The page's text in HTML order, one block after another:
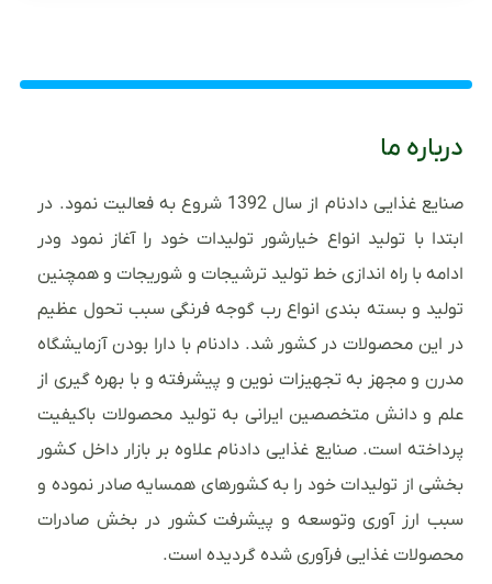
درباره ما
صنایع غذایی دادنام از سال 1392 شروع به فعالیت نمود. در
ابتدا با تولید انواع خیارشور تولیدات خود را آغاز نمود ودر
ادامه با راه اندازی خط تولید ترشیجات و شوریجات و همچنین
تولید و بسته بندی انواع رب گوجه فرنگی سبب تحول عظیم
در این محصولات در کشور شد. دادنام با دارا بودن آزمایشگاه
مدرن و مجهز به تجهیزات نوین و پیشرفته و با بهره گیری از
علم و دانش متخصصین ایرانی به تولید محصولات باکیفیت
پرداخته است. صنایع غذایی دادنام علاوه بر بازار داخل کشور
بخشی از تولیدات خود را به کشورهای همسایه صادر نموده و
سبب ارز آوری وتوسعه و پیشرفت کشور در بخش صادرات
محصولات غذایی فرآوری شده گردیده است.